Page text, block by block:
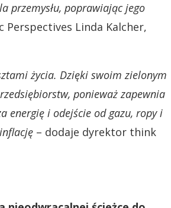
przemysłu, poprawiając jego
Linda Kalcher,
życia. Dzięki swoim zielonym
ponieważ zapewnia
energię i odejście od gazu, ropy i
– dodaje dyrektor think